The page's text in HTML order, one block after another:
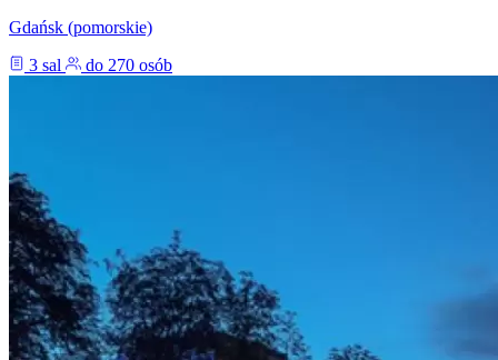
Gdańsk (pomorskie)
3 sal
do 270 osób